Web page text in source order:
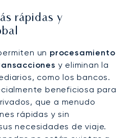
rápidas y
un procesamiento
y eliminan la
como los bancos.
beneficiosa para
que a menudo
rápidas y sin
necesidades de viaje.